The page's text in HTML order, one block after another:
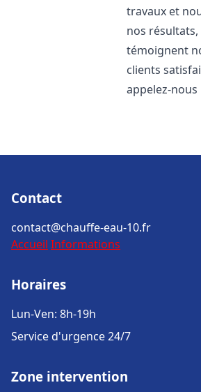
travaux et
nos
témoignent
clients
appelez-nous
Contact
contact@chauffe-eau-10.fr
Accueil Informations
Horaires
Lun-Ven: 8h-19h
Service d'urgence 24/7
Zone intervention